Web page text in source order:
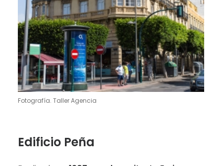
Fotografía. Taller Agencia
Edificio Peña